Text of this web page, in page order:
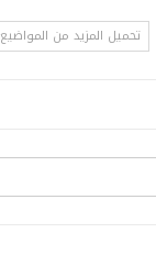
تحميل المزيد من المواضيع